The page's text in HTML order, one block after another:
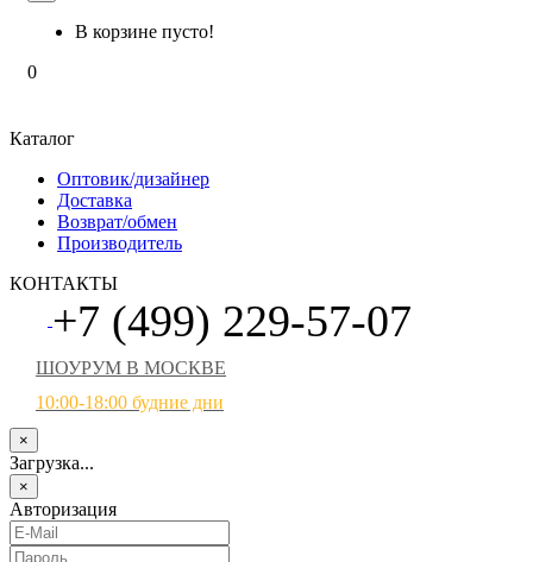
В корзине пусто!
0
Каталог
Оптовик/дизайнер
Доставка
Возврат/обмен
Производитель
КОНТАКТЫ
+7 (499) 229-57-07
ШОУРУМ В МОСКВЕ
10:00-18:00 будние дни
×
Загрузка...
×
Авторизация